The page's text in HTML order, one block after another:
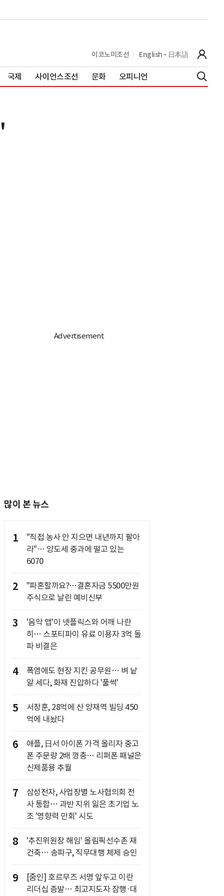
이코노미조선 English 日本語
국제 사이언스조선 문화 오피니언
많이 본 뉴스
1
"직접 농사 안 지으면 내년까지 팔아
라"… 양도세 중과에 떨고 있는
6070
2
"파혼할까요?…결혼자금 5500만원
주식으로 날린 예비신부
3
'음악 앱'이 넷플릭스와 어깨 나란
히… 스포티파이 유료 이용자 3억 돌
파 비결은
4
폭염에도 현장 지킨 공무원… 벼 낱
알 세다, 화재 진압하다 '풀썩'
5
서장훈, 28억에 산 양재역 빌딩 450
억에 내놨다
6
애플, 日서 아이폰 가격 올리자 중고
폰 주문량 2배 껑충… 리퍼폰 패널은
신제품용 추월
7
삼성전자, 사업장별 노사협의회 전
사 통합… 과반 지위 잃은 초기업 노
조 '영향력 만회' 시도
8
'추진위원장 해임' 올림픽선수촌 재
건축… 송파구, 직무대행 체제 승인
9
[줌인] 호르무즈 서명 앞두고 이란
리더십 증발… 최고지도자 잠행·대